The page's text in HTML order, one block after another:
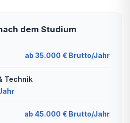
dem Studium
ab 35.000 € Brutto/Jahr
Technik
ab 45.000 € Brutto/Jahr